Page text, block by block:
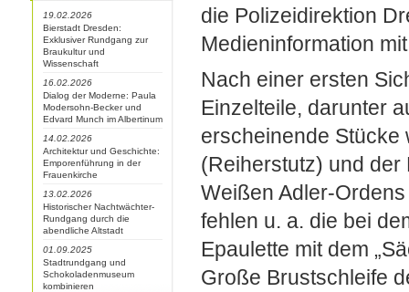
19.02.2026
Bierstadt Dresden:
Exklusiver Rundgang zur
Braukultur und
Wissenschaft
16.02.2026
Dialog der Moderne: Paula
Modersohn-Becker und
Edvard Munch im Albertinum
14.02.2026
Architektur und Geschichte:
Emporenführung in der
Frauenkirche
13.02.2026
Historischer Nachtwächter-
Rundgang durch die
abendliche Altstadt
01.09.2025
Stadtrundgang und
Schokoladenmuseum
kombinieren
die Polizeidirektion
Medieninformation
Nach einer ersten
Einzelteile, darunter
erscheinende Stücke
(Reiherstutz) und
Weißen Adler-
fehlen u. a. die bei
Epaulette mit dem
Große Brustschleife